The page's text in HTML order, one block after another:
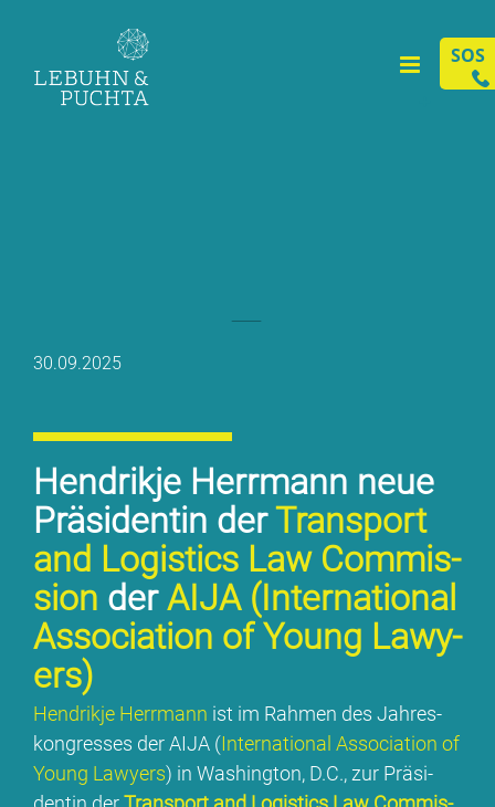
SOS
springen
30.09.2025
Hen­drik­je Herr­mann neue
Prä­si­den­tin derTrans­port
and Lo­gi­stics Law Com­mis­
si­on derAI­JA (In­ter­na­tio­nal
As­so­cia­ti­on of Young La­wy­
ers)
Hen­drik­je Herr­mann ist im Rah­men des Jah­res­
kon­gres­ses der AI­JA (In­ter­na­tio­nal As­so­cia­ti­on of
Young La­wy­ers) in Wa­shing­ton, D.C., zur Prä­si­